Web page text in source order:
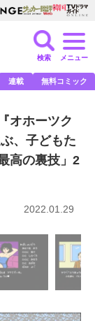
検索 メニュー
連載 無料コミック
オホーツク
、子どもた
高の裏技」2
2022.01.29